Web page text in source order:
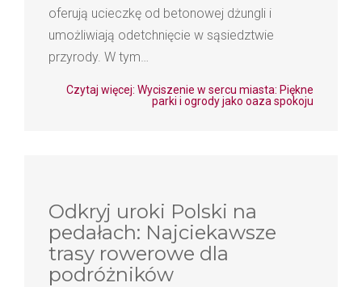
oferują ucieczkę od betonowej dżungli i
umożliwiają odetchnięcie w sąsiedztwie
przyrody. W tym…
Czytaj więcej: Wyciszenie w sercu miasta: Piękne
parki i ogrody jako oaza spokoju
Odkryj uroki Polski na
pedałach: Najciekawsze
trasy rowerowe dla
podróżników